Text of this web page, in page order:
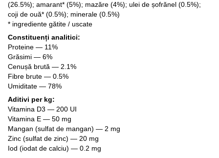
(26.5%); amarant* (5%); mazăre (4%); ulei de șofrănel (0.5%);
coji de ouă* (0.5%); minerale (0.5%)
* ingrediente gătite / uscate
Constituenți analitici:
Proteine — 11%
Grăsimi — 6%
Cenușă brută — 2.1%
Fibre brute — 0.5%
Umiditate — 78%
Aditivi per kg:
Vitamina D3 — 200 UI
Vitamina E — 50 mg
Mangan (sulfat de mangan) — 2 mg
Zinc (sulfat de zinc) — 20 mg
Iod (iodat de calciu) — 0.2 mg